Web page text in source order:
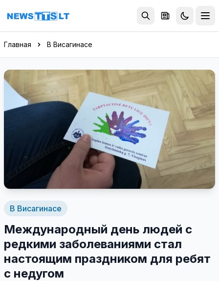
Перейти к содержимому
Главная В Висагинасе
В Висагинасе
Международный день людей с
редкими заболеваниями стал
настоящим праздником для ребят
с недугом